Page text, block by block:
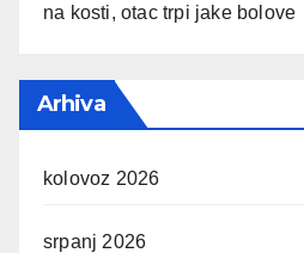
na kosti, otac trpi jake bolove
Arhiva
kolovoz 2026
srpanj 2026